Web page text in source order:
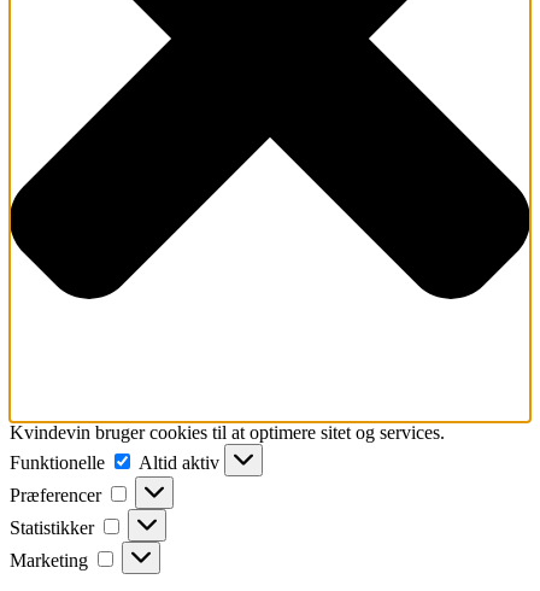
Kvindevin bruger cookies til at optimere sitet og services.
Funktionelle
Funktionelle
Altid aktiv
Præferencer
Præferencer
Statistikker Statistikker
Marketing Marketing